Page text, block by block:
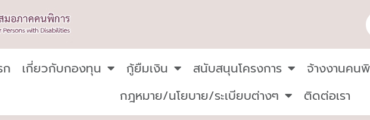
ก เกี่ยวกับกองทุน กู้ยืมเงิน สนับสนุนโครงการ จ้างงานคน
กฎหมาย/นโยบาย/ระเบียบต่างๆ
ติดต่อเรา